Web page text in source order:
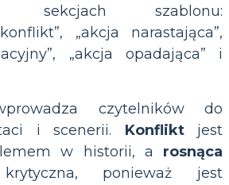
sekcjach szablonu:
„akcja narastająca”,
„akcja opadająca” i
czytelników do
i scenerii. Konfliktjest
w historii, a rosnąca
ponieważ jest